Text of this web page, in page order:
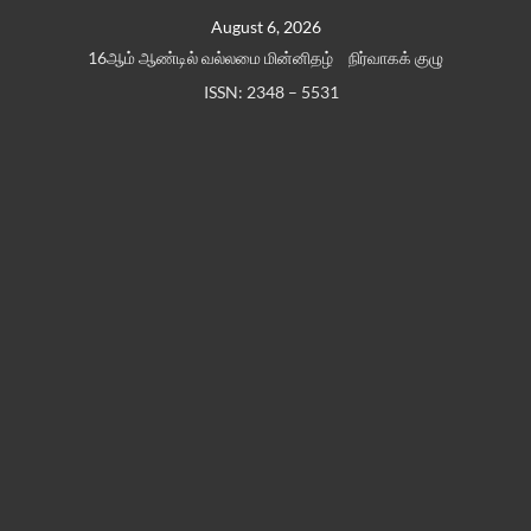
August 6, 2026
16ஆம் ஆண்டில் வல்லமை மின்னிதழ்
நிர்வாகக் குழு
ISSN: 2348 – 5531